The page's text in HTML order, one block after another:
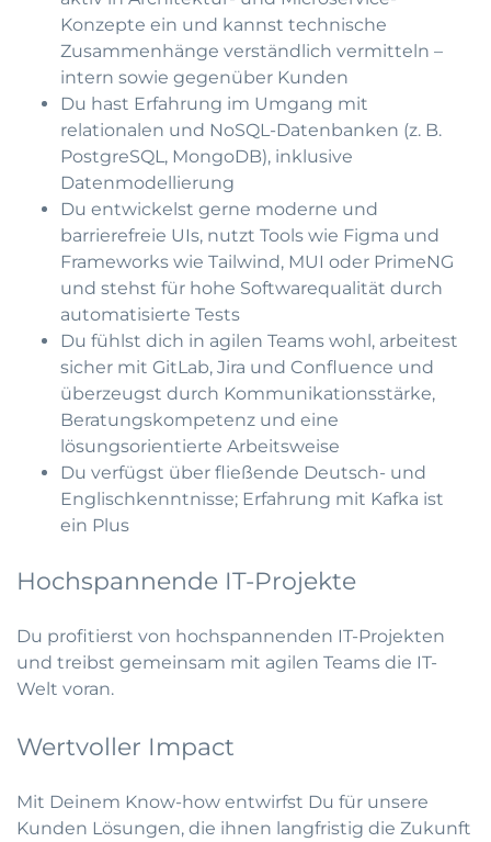
Konzepte ein und kannst technische
Zusammenhänge verständlich vermitteln –
intern sowie gegenüber Kunden
Du hast Erfahrung im Umgang mit
relationalen und NoSQL-Datenbanken (z. B.
PostgreSQL, MongoDB), inklusive
Datenmodellierung
Du entwickelst gerne moderne und
barrierefreie UIs, nutzt Tools wie Figma und
Frameworks wie Tailwind, MUI oder PrimeNG
und stehst für hohe Softwarequalität durch
automatisierte Tests
Du fühlst dich in agilen Teams wohl, arbeitest
sicher mit GitLab, Jira und Confluence und
überzeugst durch Kommunikationsstärke,
Beratungskompetenz und eine
lösungsorientierte Arbeitsweise
Du verfügst über fließende Deutsch- und
Englischkenntnisse; Erfahrung mit Kafka ist
ein Plus
Hochspannende IT-Projekte
Du profitierst von hochspannenden IT-Projekten
und treibst gemeinsam mit agilen Teams die IT-
Welt voran.
Wertvoller Impact
Mit Deinem Know-how entwirfst Du für unsere
Kunden Lösungen, die ihnen langfristig die Zukunft